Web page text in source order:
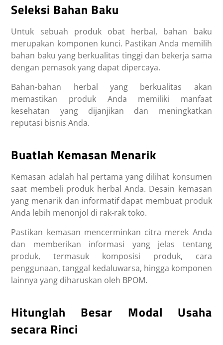
Seleksi Bahan Baku
Untuk sebuah produk obat herbal, bahan baku
merupakan komponen kunci. Pastikan Anda memilih
bahan baku yang berkualitas tinggi dan bekerja sama
dengan pemasok yang dapat dipercaya.
Bahan-bahan herbal yang berkualitas akan
memastikan produk Anda memiliki manfaat
kesehatan yang dijanjikan dan meningkatkan
reputasi bisnis Anda.
Buatlah Kemasan Menarik
Kemasan adalah hal pertama yang dilihat konsumen
saat membeli produk herbal Anda. Desain kemasan
yang menarik dan informatif dapat membuat produk
Anda lebih menonjol di rak-rak toko.
Pastikan kemasan mencerminkan citra merek Anda
dan memberikan informasi yang jelas tentang
produk, termasuk komposisi produk, cara
penggunaan, tanggal kedaluwarsa, hingga komponen
lainnya yang diharuskan oleh BPOM.
Hitunglah Besar Modal Usaha
secara Rinci